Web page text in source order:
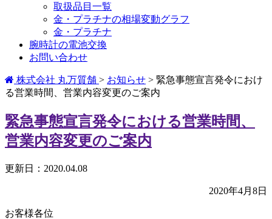
取扱品目一覧
金・プラチナの相場変動グラフ
金・プラチナ
腕時計の電池交換
お問い合わせ
株式会社 丸万質舗 > お知らせ > 緊急事態宣言発令におけ
る営業時間、営業内容変更のご案内
緊急事態宣言発令における営業時間、
営業内容変更のご案内
更新日：2020.04.08
2020年4月8日
お客様各位